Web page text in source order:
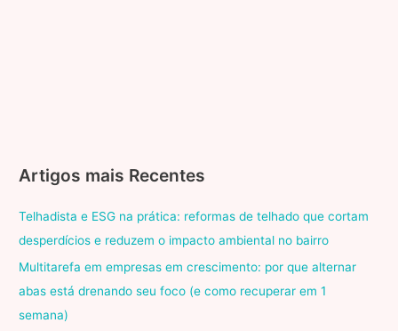
Artigos mais Recentes
Telhadista e ESG na prática: reformas de telhado que cortam
desperdícios e reduzem o impacto ambiental no bairro
Multitarefa em empresas em crescimento: por que alternar
abas está drenando seu foco (e como recuperar em 1
semana)